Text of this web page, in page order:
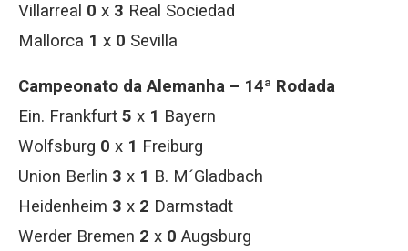
Villarreal 0 x 3 Real Sociedad
Mallorca 1 x 0 Sevilla
Campeonato da Alemanha – 14ª Rodada
Ein. Frankfurt 5 x 1 Bayern
Wolfsburg 0 x 1 Freiburg
Union Berlin 3 x 1 B. M´Gladbach
Heidenheim 3 x 2 Darmstadt
Werder Bremen 2 x 0 Augsburg